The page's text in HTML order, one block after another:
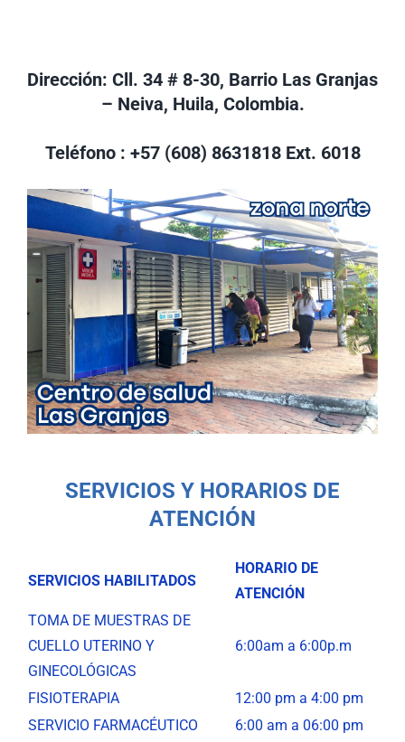
Rendición de Cuentas
Ayudas para Navegar
Dirección: Cll. 34 # 8-30, Barrio Las Granjas
– Neiva, Huila, Colombia.
Teléfono : +57 (608) 8631818 Ext. 6018
SERVICIOS Y HORARIOS DE
ATENCIÓN
SERVICIOS HABILITADOS
HORARIO DE
ATENCIÓN
TOMA DE MUESTRAS DE
CUELLO UTERINO Y
GINECOLÓGICAS
6:00am a 6:00p.m
FISIOTERAPIA
12:00 pm a 4:00 pm
SERVICIO FARMACÉUTICO
6:00 am a 06:00 pm